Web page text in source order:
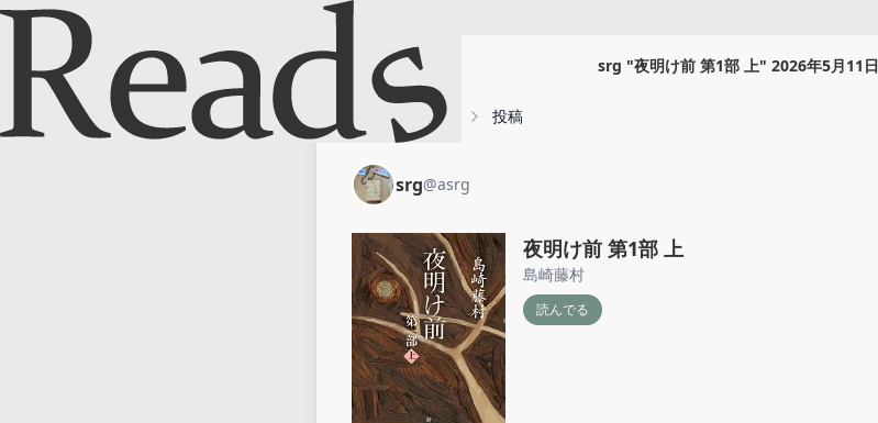
srg "夜明け前 第1部 上" 2026年5月11日
srg 投稿
srg@asrg
夜明け前 第1部 上
島崎藤村
読んでる